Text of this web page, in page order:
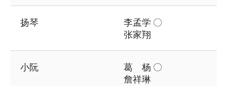
扬琴
李孟学 〇
张家翔
小阮
葛 杨 〇
詹祥琳